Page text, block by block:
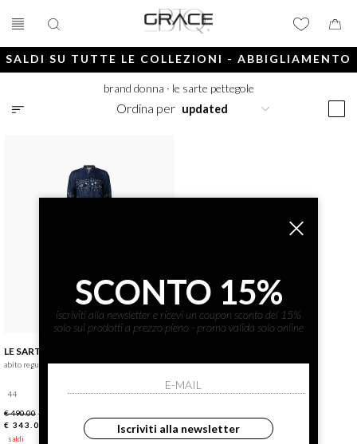
SALDI SU TUTTE LE COLLEZIONI - ABBIGLIAMENTO
E ACCESSORI
brand donna · le sarte pettegole
Ordina per
LE SARTE PETTEGOLE
abito regular
44
€ 490.00-30%
€ 343.00
saldi
SCONTO 15%
iscriviti alla newsletter e ricevi un coupon sconto del 15%
solo sui prodotti a prezzo pieno - promo valida solo online
Iscriviti alla newsletter